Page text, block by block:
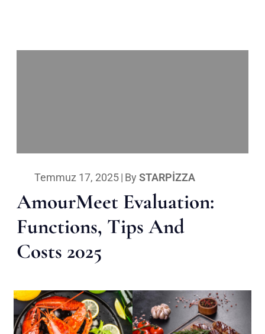
Temmuz 17, 2025| By STARPIZZA
AmourMeet Evaluation:
Functions, Tips And
Costs 2025